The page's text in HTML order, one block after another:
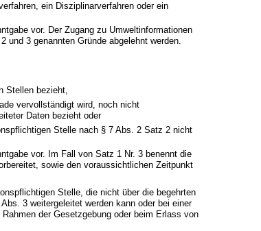
ein Disziplinarverfahren oder ein
vor. Der Zugang zu Umweltinformationen
und 3 genannten Gründe abgelehnt werden.
Stellen bezieht,
vervollständigt wird, noch nicht
Daten bezieht oder
Stelle nach § 7 Abs. 2 Satz 2 nicht
vor. Im Fall von Satz 1 Nr. 3 benennt die
sowie den voraussichtlichen Zeitpunkt
Stelle, die nicht über die begehrten
3 weitergeleitet werden kann oder bei einer
der Gesetzgebung oder beim Erlass von